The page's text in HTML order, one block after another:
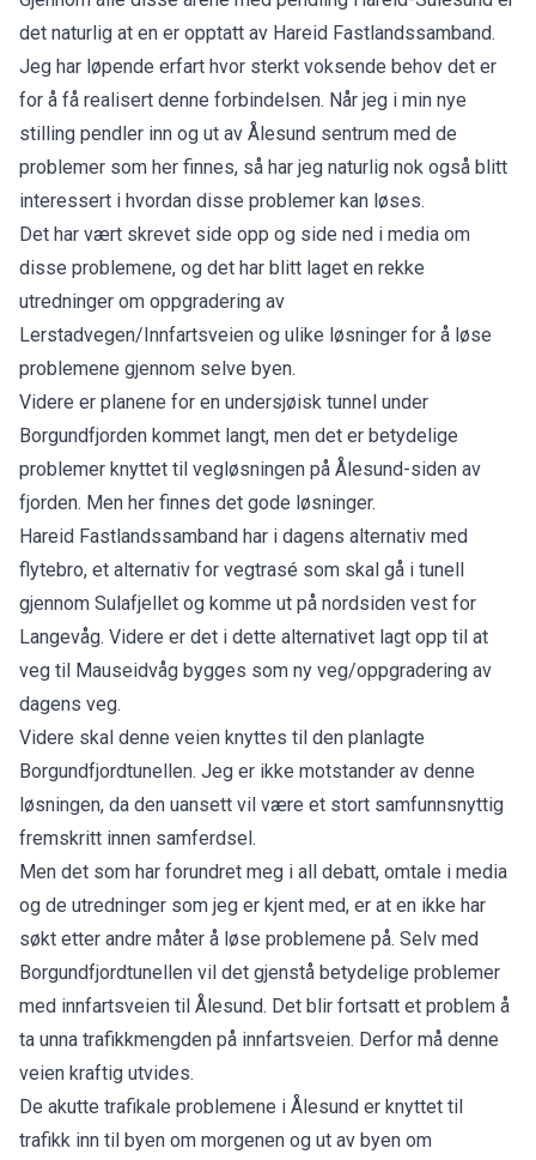
det naturlig at en er opptatt av Hareid Fastlandssamband.
Jeg har løpende erfart hvor sterkt voksende behov det er
for å få realisert denne forbindelsen. Når jeg i min nye
stilling pendler inn og ut av Ålesund sentrum med de
problemer som her finnes, så har jeg naturlig nok også blitt
interessert i hvordan disse problemer kan løses.
Det har vært skrevet side opp og side ned i media om
disse problemene, og det har blitt laget en rekke
utredninger om oppgradering av
Lerstadvegen/Innfartsveien og ulike løsninger for å løse
problemene gjennom selve byen.
Videre er planene for en undersjøisk tunnel under
Borgundfjorden kommet langt, men det er betydelige
problemer knyttet til vegløsningen på Ålesund-siden av
fjorden. Men her finnes det gode løsninger.
Hareid Fastlandssamband har i dagens alternativ med
flytebro, et alternativ for vegtrasé som skal gå i tunell
gjennom Sulafjellet og komme ut på nordsiden vest for
Langevåg. Videre er det i dette alternativet lagt opp til at
veg til Mauseidvåg bygges som ny veg/oppgradering av
dagens veg.
Videre skal denne veien knyttes til den planlagte
Borgundfjordtunellen. Jeg er ikke motstander av denne
løsningen, da den uansett vil være et stort samfunnsnyttig
fremskritt innen samferdsel.
Men det som har forundret meg i all debatt, omtale i media
og de utredninger som jeg er kjent med, er at en ikke har
søkt etter andre måter å løse problemene på. Selv med
Borgundfjordtunellen vil det gjenstå betydelige problemer
med innfartsveien til Ålesund. Det blir fortsatt et problem å
ta unna trafikkmengden på innfartsveien. Derfor må denne
veien kraftig utvides.
De akutte trafikale problemene i Ålesund er knyttet til
trafikk inn til byen om morgenen og ut av byen om